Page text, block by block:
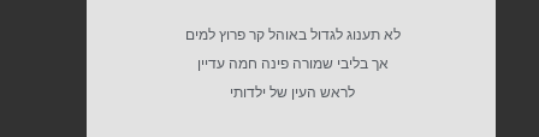
לא תענוג לגדול באוהל קר פרוץ למים
אך בליבי שמורה פינה חמה עדיין
לראש העין של ילדותי